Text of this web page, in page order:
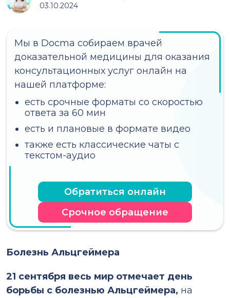
03.10.2024
Мы в Docma собираем врачей
доказательной медицины для оказания
консультационных услуг онлайн на
нашей платформе:
есть срочные форматы со скоростью
ответа за 60 мин
есть и плановые в формате видео
также есть классические чаты с
текстом-аудио
Обратиться онлайн
Срочное обращение
Болезнь Альцгеймера
21 сентября весь мир отмечает день
борьбы с болезнью Альцгеймера, на